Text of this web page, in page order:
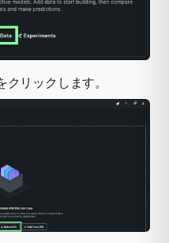
クリックします。